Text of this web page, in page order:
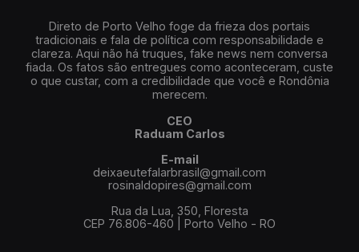
Direto de Porto Velho foge da frieza dos portais
tradicionais e fala de política com responsabilidade e
clareza. Aqui não há truques, fake news nem conversa
fiada. Os fatos são entregues como aconteceram, custe
o que custar, com a credibilidade que você e Rondônia
merecem.
CEO
Raduam Carlos
E-mail
deixaeutefalarbrasil@gmail.com
rosinaldopires@gmail.com
Rua da Lua, 350, Floresta
CEP 76.806-460 | Porto Velho - RO